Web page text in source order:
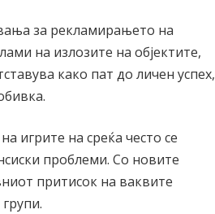
за рекламирањето на
на излозите на објектите,
како пат до личен успех,
игрите на среќа често се
проблеми. Со новите
притисок на ваквите